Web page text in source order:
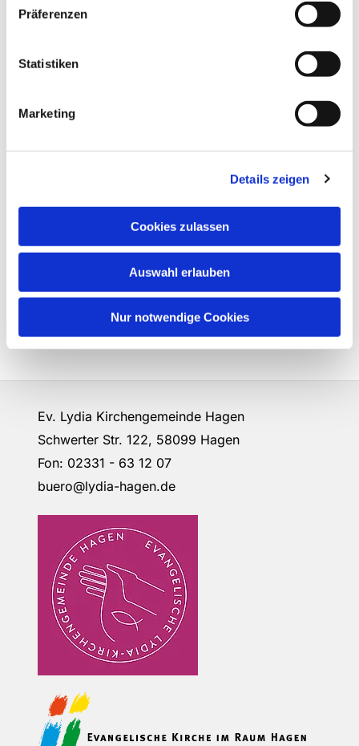
Präferenzen
Statistiken
Marketing
Details zeigen
Cookies zulassen
Auswahl erlauben
Nur notwendige Cookies
Ev. Lydia Kirchengemeinde Hagen
Schwerter Str. 122, 58099 Hagen
Fon: 02331 - 63 12 07
buero@lydia-hagen.de